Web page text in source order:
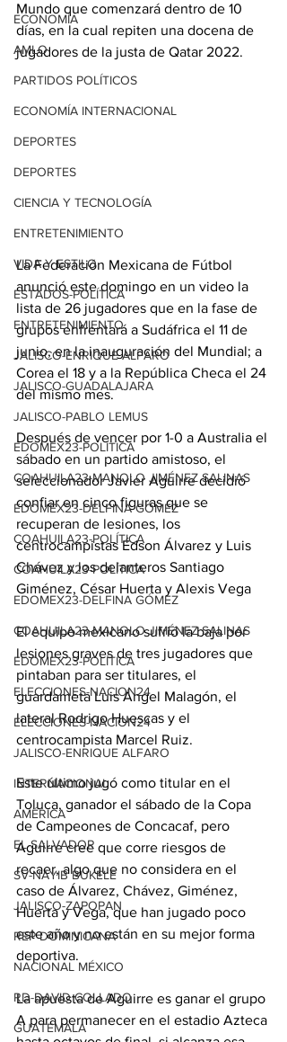
ECONOMÍA
AMLO
PARTIDOS POLÍTICOS
ECONOMÍA INTERNACIONAL
DEPORTES
DEPORTES
CIENCIA Y TECNOLOGÍA
ENTRETENIMIENTO
VIDA Y ESTILO
ESTADOS-POLÍTICA
ENTRETENIMIENTO
JALISCO-ENRIQUE ALFARO
JALISCO-GUADALAJARA
JALISCO-PABLO LEMUS
EDOMEX23-POLÍTICA
COAHUILA23-MANOLO JIMÉNEZ SALINAS
EDOMEX23-DELFINA GÓMEZ
COAHUILA23-POLÍTICA
COAHUILA23-POLÍTICA
EDOMEX23-DELFINA GÓMEZ
COAHUILA23-MANOLO JIMÉNEZ SALINAS
EDOMEX23-POLÍTICA
ELECCIONES-NACION24
ELECCIONES-NACION24
JALISCO-ENRIQUE ALFARO
INTERNACIONAL
AMÉRICA
EL SALVADOR
SV-NAYIB BUKELE
JALISCO-ZAPOPAN
REP DOMINICANA
NACIONAL MÉXICO
RD-DAVID COLLADO
GUATEMALA
Mundo que comenzará dentro de 10
días, en la cual repiten una docena de
jugadores de la justa de Qatar 2022.
La Federación Mexicana de Fútbol
anunció este domingo en un video la
lista de 26 jugadores que en la fase de
grupos enfrentará a Sudáfrica el 11 de
junio, en la inauguración del Mundial; a
Corea el 18 y a la República Checa el 24
del mismo mes.
Después de vencer por 1-0 a Australia el
sábado en un partido amistoso, el
seleccionador Javier Aguirre decidió
confiar en cinco figuras que se
recuperan de lesiones, los
centrocampistas Édson Álvarez y Luis
Chávez y los delanteros Santiago
Giménez, César Huerta y Alexis Vega
El equipo mexicano sufrió la baja por
lesiones graves de tres jugadores que
pintaban para ser titulares, el
guardameta Luis Ángel Malagón, el
lateral Rodrigo Huescas y el
centrocampista Marcel Ruiz.
Este último jugó como titular en el
Toluca, ganador el sábado de la Copa
de Campeones de Concacaf, pero
Aguirre cree que corre riesgos de
recaer, algo que no considera en el
caso de Álvarez, Chávez, Giménez,
Huerta y Vega, que han jugado poco
este año y no están en su mejor forma
deportiva.
La apuesta de Aguirre es ganar el grupo
A para permanecer en el estadio Azteca